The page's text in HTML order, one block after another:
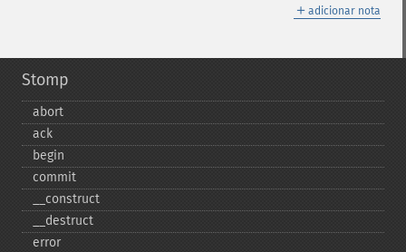
＋ adicionar nota
Stomp
abort
ack
begin
commit
_​_​construct
_​_​destruct
error